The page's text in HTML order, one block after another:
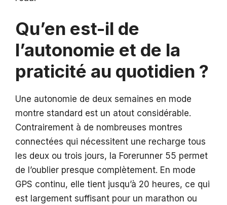
Qu’en est-il de
l’autonomie et de la
praticité au quotidien ?
Une autonomie de deux semaines en mode
montre standard est un atout considérable.
Contrairement à de nombreuses montres
connectées qui nécessitent une recharge tous
les deux ou trois jours, la Forerunner 55 permet
de l’oublier presque complètement. En mode
GPS continu, elle tient jusqu’à 20 heures, ce qui
est largement suffisant pour un marathon ou